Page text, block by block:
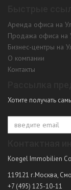
Аренда офиса на
Продажа офиса на
Бизнес-центры на
О компании
Контакты
Хотите получать
Koegel Immobilien
119121 г.Москва,
+7 (495) 125-10-11